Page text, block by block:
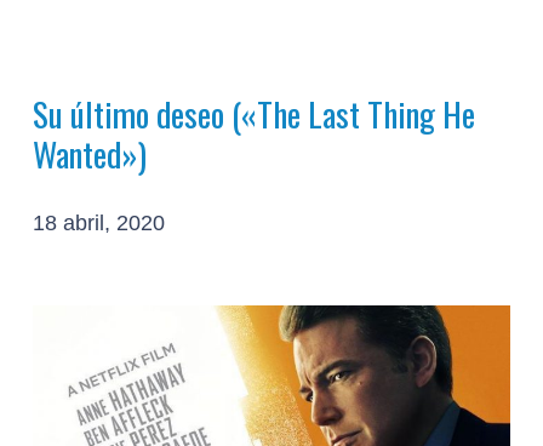
Su último deseo («The Last Thing He
Wanted»)
18 abril, 2020